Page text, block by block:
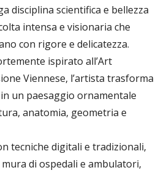
disciplina scientifica e bellezza
intensa e visionaria che
con rigore e delicatezza.
ispirato all’Art
Viennese, l’artista trasforma
un paesaggio ornamentale
anatomia, geometria e
tecniche digitali e tradizionali,
di ospedali e ambulatori,